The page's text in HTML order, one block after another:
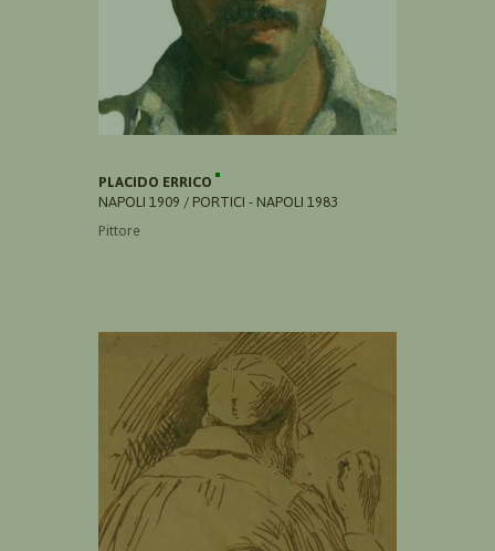
PLACIDO ERRICO
NAPOLI 1909 / PORTICI - NAPOLI 1983
Pittore